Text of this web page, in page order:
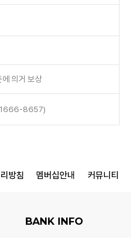
의거 보상
(1666-8657)
방침 멤버십안내 커뮤니티
BANK INFO